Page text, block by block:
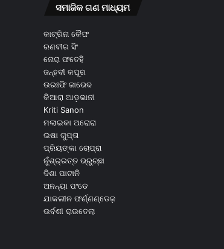
ସମାଜିକ ଗଣ ମାଧ୍ୟମ
କାଟ୍ରିନା କୈଫ
ରଣବୀର ସିଂ
ନୋରା ଫତେହି
ଜନ୍ହବୀ କପୂର
ଉରଃଫି ଜାଭେଦ
କିଆରା ଆଡ଼ଭାନୀ
Kriti Sanon
ମଲାଇକା ଅରୋରା
ଇଷା ଗୁପ୍ତା
ପ୍ରିୟଙ୍କା ଚୋପ୍ରା
ନୁଁଶ୍ର୍ରତ୍ତ ଭ୍ରୁଚ୍ଛା
ଦିଶା ପାଟାନି
ଅନନ୍ୟା ପଂଡେ
ଯାକଲୀନ ଫର୍ଣ୍ଣଣ୍ଡେଜ଼
ଉର୍ବଶୀ ରାଉତେଲା